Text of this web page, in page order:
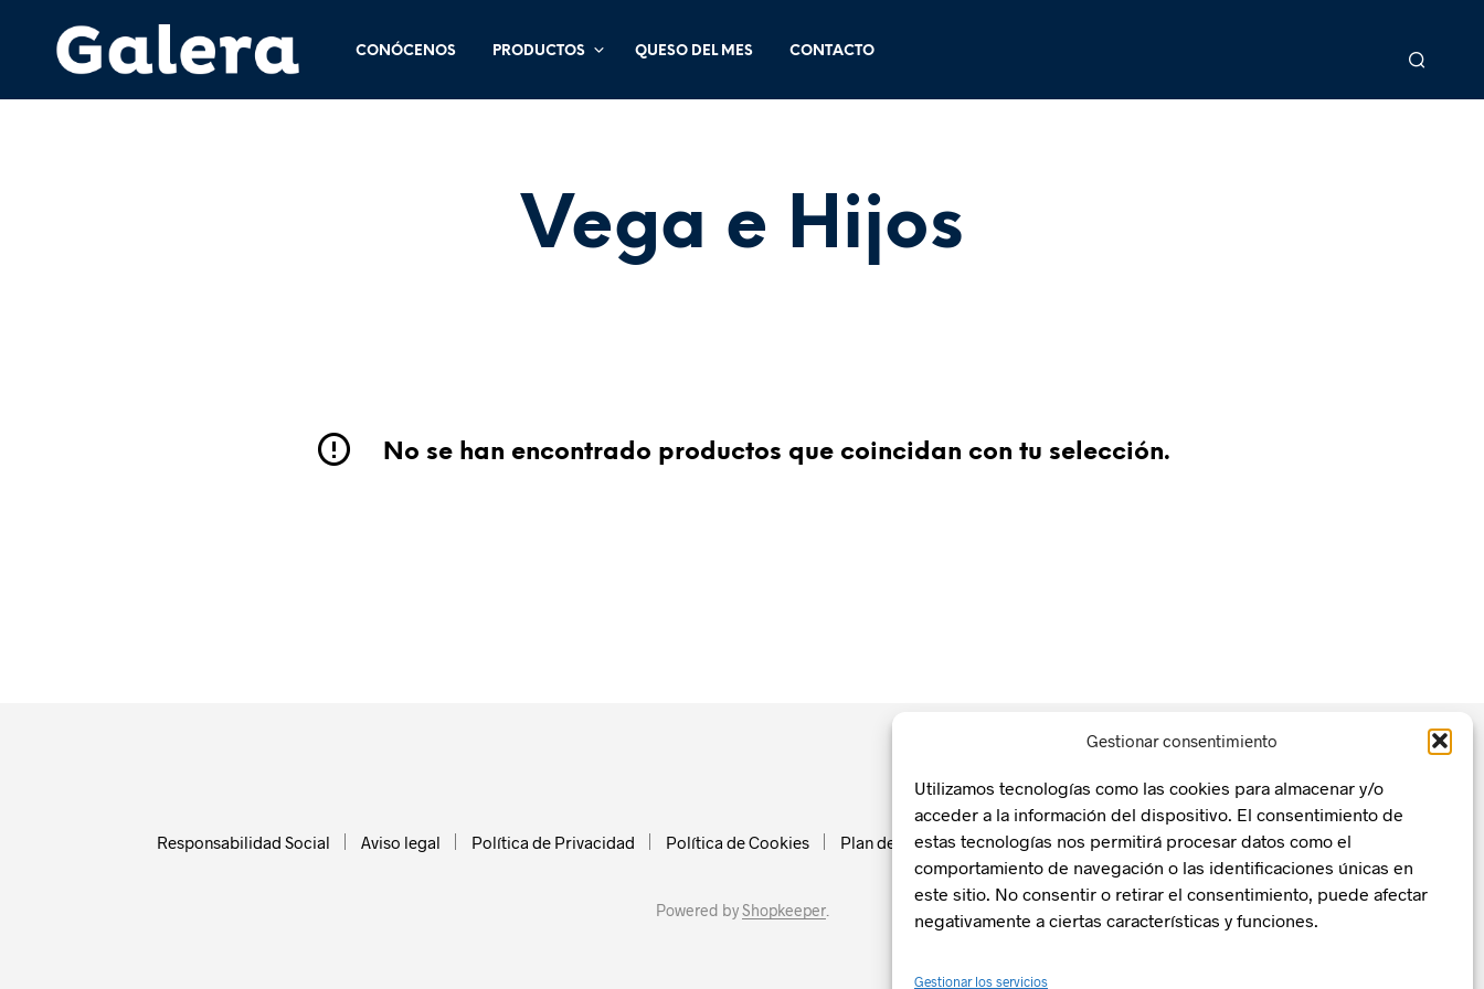
Gestionar consentimiento
Utilizamos tecnologías como las cookies para almacenar y/o
acceder a la información del dispositivo. El consentimiento de
estas tecnologías nos permitirá procesar datos como el
comportamiento de navegación o las identificaciones únicas en
este sitio. No consentir o retirar el consentimiento, puede afectar
negativamente a ciertas características y funciones.
Gestionar los servicios
CONÓCENOS PRODUCTOS QUESO DEL MES CONTACTO
Vega e Hijos
No se han encontrado productos que coincidan con tu selección.
Responsabilidad Social Aviso legal Política de Privacidad Política de Cookies Plan de Recuperación, Transformación y Resiliencia La Zentral
Powered byShopkeeper.